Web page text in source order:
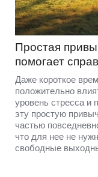
Простая
помогает
Даже короткое
положительно
уровень стресса и
эту простую
частью
что для нее не
свободные